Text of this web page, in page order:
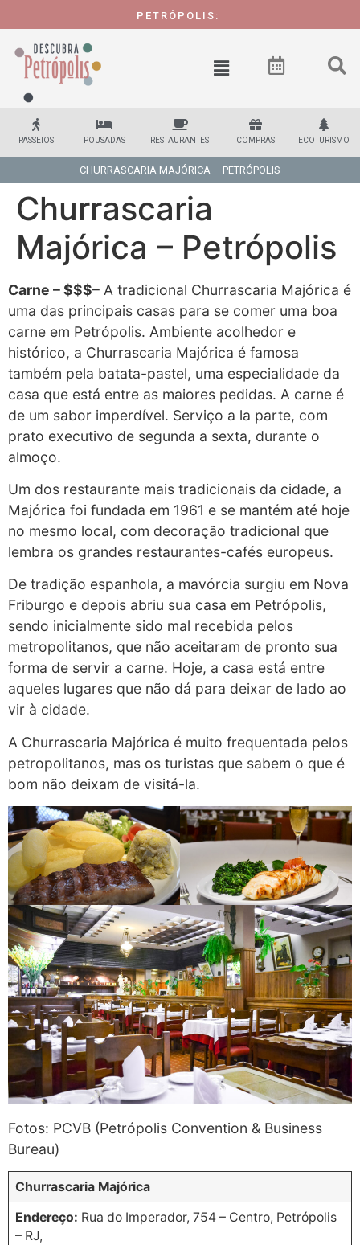
PETRÓPOLIS:
PASSEIOS POUSADAS RESTAURANTES COMPRAS ECOTURISMO
CHURRASCARIA MAJÓRICA – PETRÓPOLIS
Churrascaria
Majórica – Petrópolis
Carne – $$$– A tradicional Churrascaria Majórica é
uma das principais casas para se comer uma boa
carne em Petrópolis. Ambiente acolhedor e
histórico, a Churrascaria Majórica é famosa
também pela batata-pastel, uma especialidade da
casa que está entre as maiores pedidas. A carne é
de um sabor imperdível. Serviço a la parte, com
prato executivo de segunda a sexta, durante o
almoço.
Um dos restaurante mais tradicionais da cidade, a
Majórica foi fundada em 1961 e se mantém até hoje
no mesmo local, com decoração tradicional que
lembra os grandes restaurantes-cafés europeus.
De tradição espanhola, a mavórcia surgiu em Nova
Friburgo e depois abriu sua casa em Petrópolis,
sendo inicialmente sido mal recebida pelos
metropolitanos, que não aceitaram de pronto sua
forma de servir a carne. Hoje, a casa está entre
aqueles lugares que não dá para deixar de lado ao
vir à cidade.
A Churrascaria Majórica é muito frequentada pelos
petropolitanos, mas os turistas que sabem o que é
bom não deixam de visitá-la.
Fotos: PCVB (Petrópolis Convention & Business
Bureau)
Churrascaria Majórica
Endereço: Rua do Imperador, 754 – Centro, Petrópolis
– RJ,